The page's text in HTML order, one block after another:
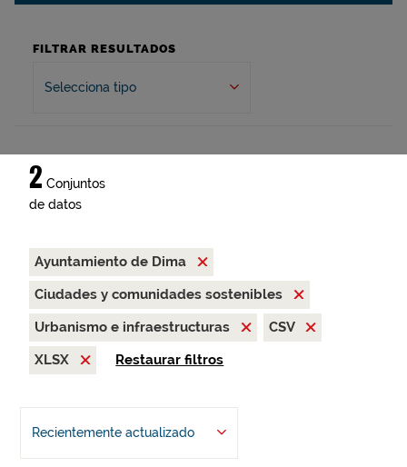
FILTRAR RESULTADOS
Selecciona tipo
2 Conjuntos
de datos
Ayuntamiento de Dima
Ciudades y comunidades sostenibles
Urbanismo e infraestructuras
CSV
XLSX
Restaurar filtros
Recientemente actualizado